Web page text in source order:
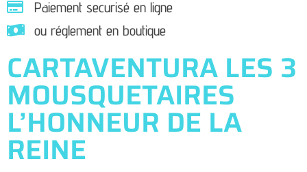
Paiement securisé en ligne
ou réglement en boutique
CARTAVENTURA LES 3
MOUSQUETAIRES
L’HONNEUR DE LA
REINE